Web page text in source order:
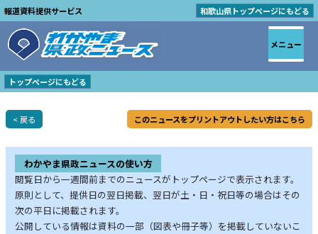
報道資料提供サービス 和歌山県トップページにもどる
トップページにもどる
< 戻る このニュースをプリントアウトしたい方はこちら
わかやま県政ニュースの使い方
閲覧日から一週間前までのニュースがトップページで表示されます。
原則として、提供日の翌日掲載、翌日が土・日・祝日等の場合はその
次の平日に掲載されます。
公開している情報は資料の一部（図表や冊子等）を掲載していないこ
メニュー